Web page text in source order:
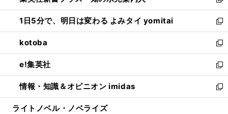
ウ
で
開
く
ン
ド
ウ
で
開
く
ウ
ィ
ン
ド
ウ
で
開
く
し
い
ウ
ィ
ン
ド
ウ
で
開
1日5分で、明日は変わる よみタイ yomitai
新
し
い
ウ
ィ
ン
ド
ウ
kotoba
新
し
い
ウ
ィ
ン
e!集英社
新
し
い
ウ
情報・知識＆オピニオン imidas
新
し
ライトノベル・ノベライズ